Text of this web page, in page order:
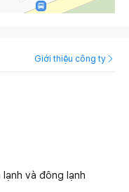
Giới thiệu công ty
và đông lạnh